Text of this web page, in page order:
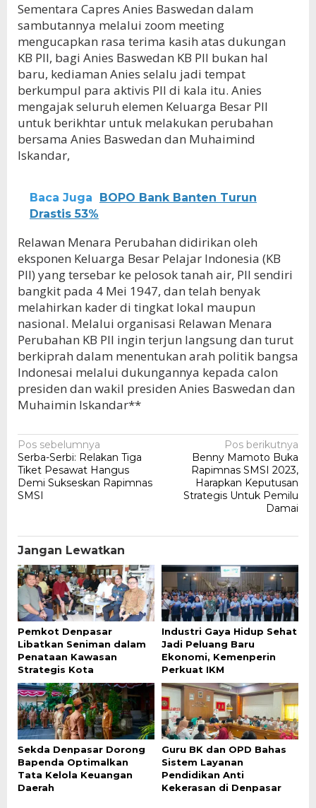
Sementara Capres Anies Baswedan dalam
sambutannya melalui zoom meeting
mengucapkan rasa terima kasih atas dukungan
KB PII, bagi Anies Baswedan KB PII bukan hal
baru, kediaman Anies selalu jadi tempat
berkumpul para aktivis PII di kala itu. Anies
mengajak seluruh elemen Keluarga Besar PII
untuk berikhtar untuk melakukan perubahan
bersama Anies Baswedan dan Muhaimind
Iskandar,
Baca Juga
BOPO Bank Banten Turun
Drastis 53%
Relawan Menara Perubahan didirikan oleh
eksponen Keluarga Besar Pelajar Indonesia (KB
PII) yang tersebar ke pelosok tanah air, PII sendiri
bangkit pada 4 Mei 1947, dan telah benyak
melahirkan kader di tingkat lokal maupun
nasional. Melalui organisasi Relawan Menara
Perubahan KB PII ingin terjun langsung dan turut
berkiprah dalam menentukan arah politik bangsa
Indonesai melalui dukungannya kepada calon
presiden dan wakil presiden Anies Baswedan dan
Muhaimin Iskandar**
Navigasi
pos
Pos sebelumnya
Serba-Serbi: Relakan Tiga
Tiket Pesawat Hangus
Demi Sukseskan Rapimnas
SMSI
Pos berikutnya
Benny Mamoto Buka
Rapimnas SMSI 2023,
Harapkan Keputusan
Strategis Untuk Pemilu
Damai
Jangan Lewatkan
Pemkot Denpasar
Libatkan Seniman dalam
Penataan Kawasan
Strategis Kota
Industri Gaya Hidup Sehat
Jadi Peluang Baru
Ekonomi, Kemenperin
Perkuat IKM
Sekda Denpasar Dorong
Bapenda Optimalkan
Tata Kelola Keuangan
Daerah
Guru BK dan OPD Bahas
Sistem Layanan
Pendidikan Anti
Kekerasan di Denpasar